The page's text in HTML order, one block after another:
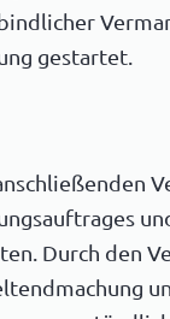
gestartet.
Durch den